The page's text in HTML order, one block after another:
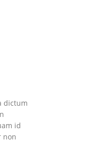
dictum
id
non